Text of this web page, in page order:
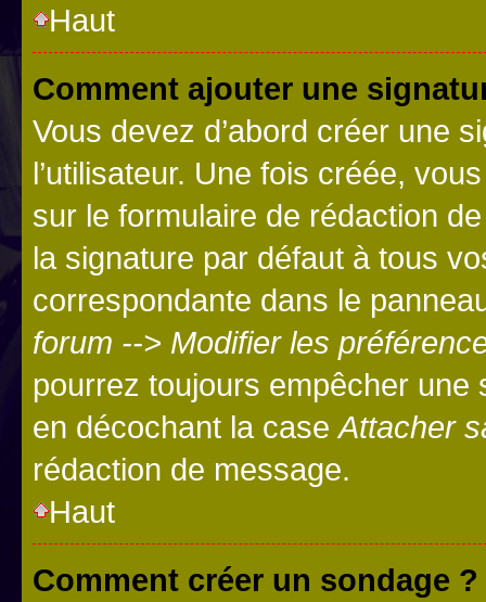
Haut
Comment ajouter une
Vous devez d’abord créer une
l’utilisateur. Une fois créée,
sur le formulaire de rédaction
la signature par défaut à tous
correspondante dans le
forum --> Modifier les
pourrez toujours empêcher une
en décochant la case Attacher
rédaction de message.
Haut
Comment créer un sondage ?